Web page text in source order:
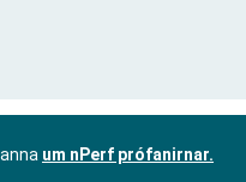
um nPerf prófanirnar.